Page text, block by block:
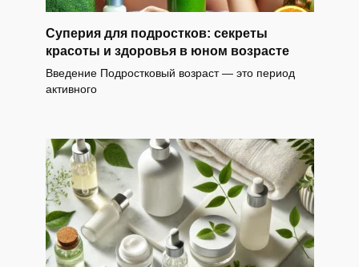
Суперия для подростков: секреты
красоты и здоровья в юном возрасте
Введение Подростковый возраст — это период
активного